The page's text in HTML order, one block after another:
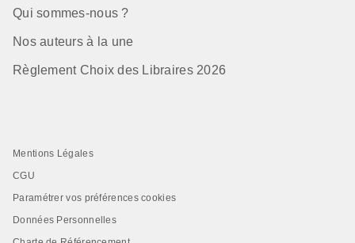
Qui sommes-nous ?
Nos auteurs à la une
Règlement Choix des Libraires 2026
Mentions Légales
CGU
Paramétrer vos préférences cookies
Données Personnelles